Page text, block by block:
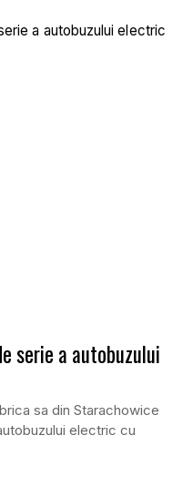
serie a autobuzului
sa din Starachowice
electric cu